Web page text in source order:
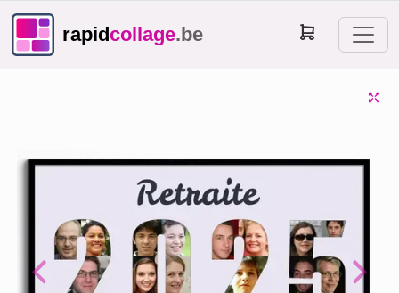
rapidcollage.be
Previous Next